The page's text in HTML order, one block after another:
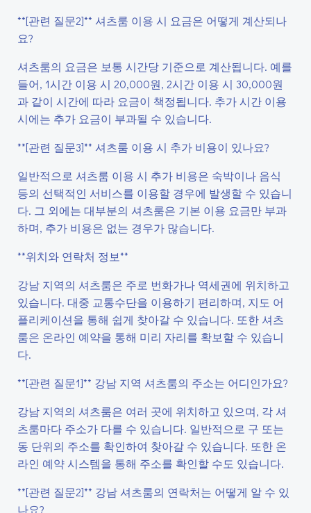
**[관련 질문2]** 셔츠룸 이용 시 요금은 어떻게 계산되나
요?
셔츠룸의 요금은 보통 시간당 기준으로 계산됩니다. 예를
들어, 1시간 이용 시 20,000원, 2시간 이용 시 30,000원
과 같이 시간에 따라 요금이 책정됩니다. 추가 시간 이용
시에는 추가 요금이 부과될 수 있습니다.
**[관련 질문3]** 셔츠룸 이용 시 추가 비용이 있나요?
일반적으로 셔츠룸 이용 시 추가 비용은 숙박이나 음식
등의 선택적인 서비스를 이용할 경우에 발생할 수 있습니
다. 그 외에는 대부분의 셔츠룸은 기본 이용 요금만 부과
하며, 추가 비용은 없는 경우가 많습니다.
**위치와 연락처 정보**
강남 지역의 셔츠룸은 주로 번화가나 역세권에 위치하고
있습니다. 대중 교통수단을 이용하기 편리하며, 지도 어
플리케이션을 통해 쉽게 찾아갈 수 있습니다. 또한 셔츠
룸은 온라인 예약을 통해 미리 자리를 확보할 수 있습니
다.
**[관련 질문1]** 강남 지역 셔츠룸의 주소는 어디인가요?
강남 지역의 셔츠룸은 여러 곳에 위치하고 있으며, 각 셔
츠룸마다 주소가 다를 수 있습니다. 일반적으로 구 또는
동 단위의 주소를 확인하여 찾아갈 수 있습니다. 또한 온
라인 예약 시스템을 통해 주소를 확인할 수도 있습니다.
**[관련 질문2]** 강남 셔츠룸의 연락처는 어떻게 알 수 있
나요?